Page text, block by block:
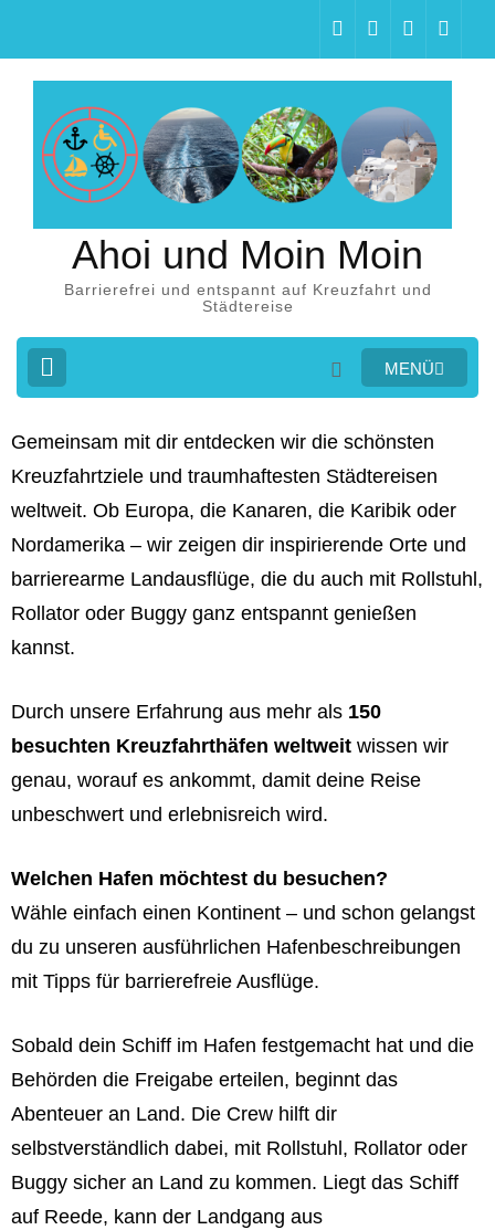
Ahoi und Moin Moin
Barrierefrei und entspannt auf Kreuzfahrt und
Städtereise
MENÜ
Gemeinsam mit dir entdecken wir die schönsten
Kreuzfahrtziele und traumhaftesten Städtereisen
weltweit. Ob Europa, die Kanaren, die Karibik oder
Nordamerika – wir zeigen dir inspirierende Orte und
barrierearme Landausflüge, die du auch mit Rollstuhl,
Rollator oder Buggy ganz entspannt genießen
kannst.
Durch unsere Erfahrung aus mehr als 150
besuchten Kreuzfahrthäfen weltweit wissen wir
genau, worauf es ankommt, damit deine Reise
unbeschwert und erlebnisreich wird.
Welchen Hafen möchtest du besuchen?
Wähle einfach einen Kontinent – ​​und schon gelangst
du zu unseren ausführlichen Hafenbeschreibungen
mit Tipps für barrierefreie Ausflüge.
Sobald dein Schiff im Hafen festgemacht hat und die
Behörden die Freigabe erteilen, beginnt das
Abenteuer an Land. Die Crew hilft dir
selbstverständlich dabei, mit Rollstuhl, Rollator oder
Buggy sicher an Land zu kommen. Liegt das Schiff
auf Reede, kann der Landgang aus